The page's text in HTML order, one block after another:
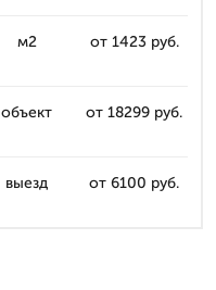
м2 от 1423 руб.
объект от 18299 руб.
выезд от 6100 руб.